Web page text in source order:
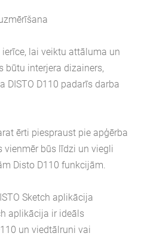
ierīce, lai veiktu attāluma un
būtu interjera dizainers,
DISTO D110 padarīs darba
ērti piespraust pie apģērba
vienmēr būs līdzi un viegli
Disto D110 funkcijām.
Sketch aplikācija
aplikācija ir ideāls
un viedtālruni vai